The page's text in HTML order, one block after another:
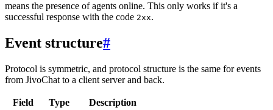
means the presence of agents online. This only works if it's a
successful response with the code 2xx.
Event structure#
Protocol is symmetric, and protocol structure is the same for events
from JivoChat to a client server and back.
Field Type
Description